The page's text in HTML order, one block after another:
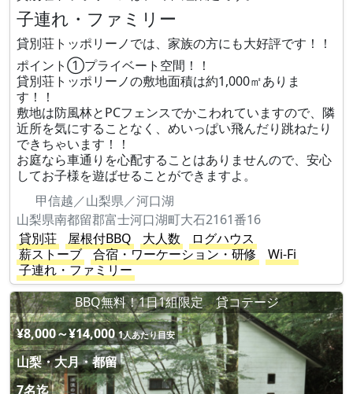
子連れ・ファミリー
貸別荘トッポリーノでは、家族の方にも大好評です！！
ポイント①プライベート空間！！
貸別荘トッポリーノの敷地面積は約1,000㎡ありま
す！！
敷地は防風林とPCフェンスでかこわれていますので、隣
近所を気にすることなく、めいっぱい飛んだり跳ねたり
できちゃいます！！
お庭なら車通りを心配することはありませんので、安心
してお子様を遊ばせることができますよ。
甲信越／山梨県／河口湖
山梨県南都留郡富士河口湖町大石2161番16
貸別荘
屋根付BBQ 大人数
ログハウス
薪ストーブ
合宿・ワーケーション・研修
Wi-Fi
子連れ・ファミリー
BBQ無料！1日1組限定 貸コテージ
¥8,000～¥14,000 1人あたり目安
山梨・大月・都留
7名迄